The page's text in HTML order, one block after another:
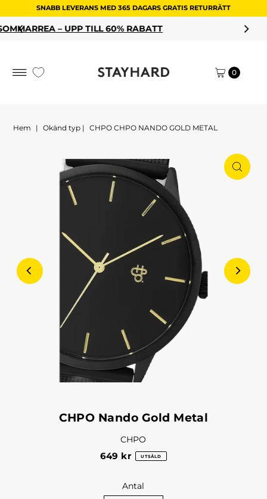
SNABB LEVERANS MED 365 DAGARS GRATIS RETURRÄTT
60% RABATT HANDLA DINA
0
Hem | Okänd typ | CHPO CHPO NANDO GOLD METAL
CHPO Nando Gold Metal
CHPO
649 kr UTSÅLD
Antal